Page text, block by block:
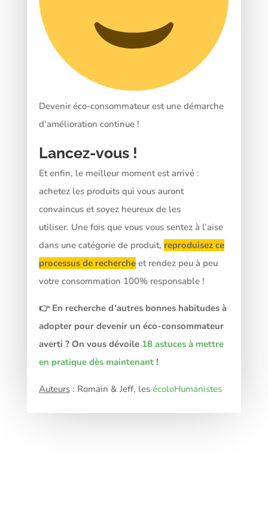
Devenir éco-consommateur est une démarche
d’amélioration continue !
Lancez-vous !
Et enfin, le meilleur moment est arrivé :
achetez les produits qui vous auront
convaincus et soyez heureux de les
utiliser. Une fois que vous vous sentez à l’aise
dans une catégorie de produit, reproduisez ce
processus de rechercheet rendez peu à peu
votre consommation 100% responsable !
👉 En recherche d’autres bonnes habitudes à
adopter pour devenir un éco-consommateur
averti ? On vous dévoile 18 astuces à mettre
en pratique dès maintenant!
Auteurs: Romain & Jeff, les écoloHumanistes